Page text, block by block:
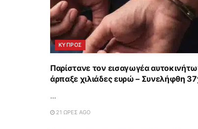
ΚΥΠΡΟΣ
Παρίστανε τον εισαγωγέα
άρπαξε χιλιάδες ευρώ – Συνελήφθη
...
21 ΏΡΕΣ AGO